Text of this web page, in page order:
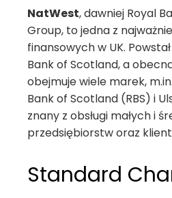
NatWest, dawniej Royal
Group, to jedna z
finansowych w UK.
Bank of Scotland, a
obejmuje wiele marek,
Bank of Scotland (RBS) i
znany z obsługi małych i
przedsiębiorstw oraz
Standard